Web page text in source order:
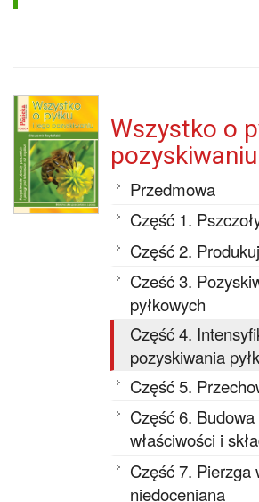
Wszystko o
pozyskiwaniu
Przedmowa
Część 1.
Część 2.
Cześć 3.
pyłkowych
Część 4.
pozyskiwania
Część 5.
Część 6. Budowa
właściwości i
Część 7. Pierzga
niedoceniana